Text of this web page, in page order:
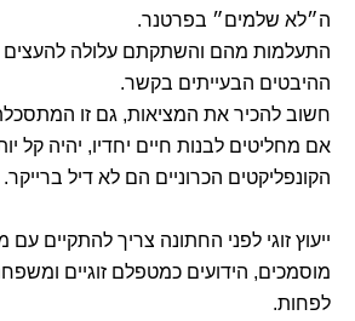
ה״לא שלמים״ בפרטנר.
התעלמות מהם והשתקתם עלולה להעצים
ההיבטים הבעייתים בקשר.
חשוב להכיר את המציאות, גם זו
אם מחליטים לבנות חיים יחדיו, יהיה קל
הקונפליקטים הכרוניים הם לא דיל ברייקר.
ייעוץ זוגי לפני החתונה צריך להתקיים עם
מוסמכים, הידועים כמטפלם זוגיים
לפחות.